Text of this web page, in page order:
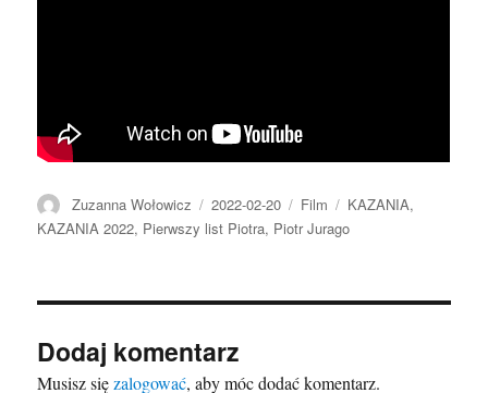
Autor
Zuzanna Wołowicz
Data
publikacji
2022-02-20 Format
Film Kategorie
KAZANIA,
KAZANIA 2022, Pierwszy list Piotra, Piotr Jurago
Dodaj komentarz
Musisz sięzalogować, aby móc dodać komentarz.